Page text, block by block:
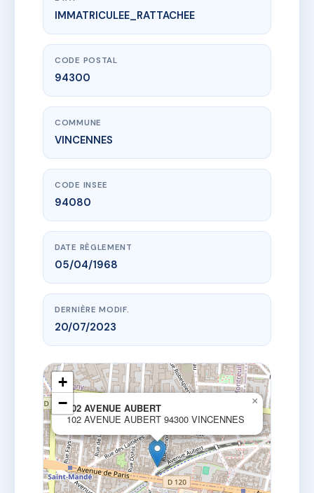
www.vme.plus/AC6747133
102 AVENUE AUBERT
102 av aubert94300 VINCENNES
IMMATRICULEE_RATTACHEE
CODE POSTAL
94300
COMMUNE
VINCENNES
CODE INSEE
94080
DATE RÈGLEMENT
05/04/1968
DERNIÈRE MODIF.
20/07/2023
102 AVENUE AUBERT
102 AVENUE AUBERT 94300 VINCENNES
×
+
−